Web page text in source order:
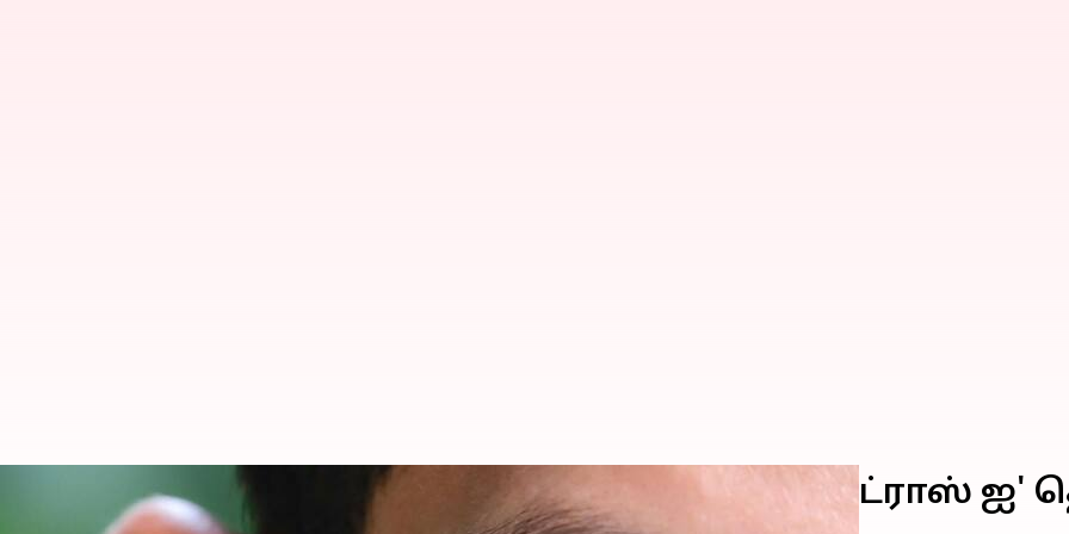
சென்னையில் 15 நாட்களாக அதிகரிக்கும் 'மெட்ராஸ் ஐ'